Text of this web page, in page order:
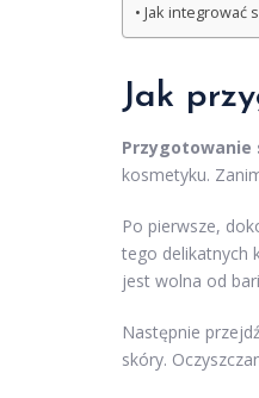
Jak integrować
Jak
Przygotowanie
kosmetyku.
Po pierwsze,
tego delikatnych
jest wolna od
Następnie
skóry.